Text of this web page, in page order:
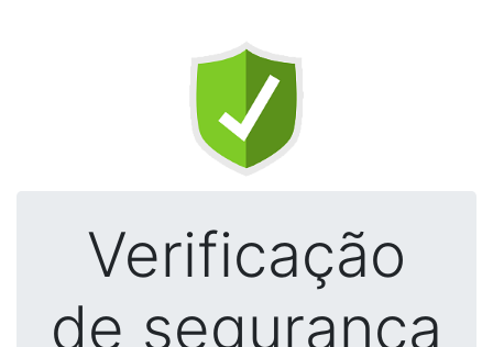
Verificação
de segurança